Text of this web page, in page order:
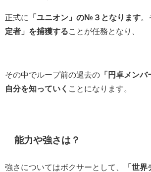
正式に 「ユニオン」の№３となります
定者」を捕獲する ことが任務となり、
その中でループ前の過去の 「円卓メン
自分を知っていく ことになります。
能力や強さは？
強さについてはボクサーとして、
「世